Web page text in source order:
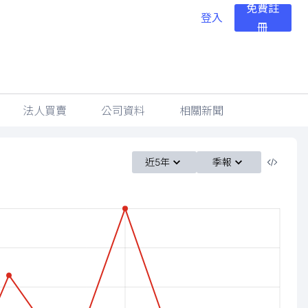
登入
免費註
冊
法人買賣 公司資料 相關新聞
近5年 季報